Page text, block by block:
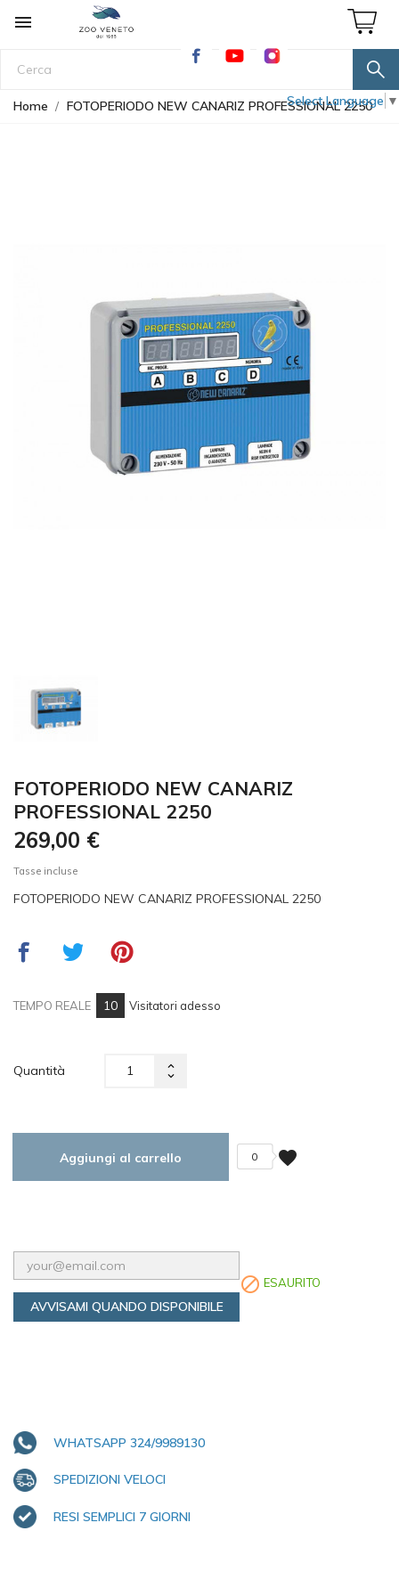
Select Language ▼

Home FOTOPERIODO NEW CANARIZ PROFESSIONAL 2250
FOTOPERIODO NEW CANARIZ
PROFESSIONAL 2250
269,00 €
Tasse incluse
FOTOPERIODO NEW CANARIZ PROFESSIONAL 2250
TEMPO REALE 10 Visitatori adesso
Quantità
Aggiungi al carrello favorite
0
AVVISAMI QUANDO DISPONIBILE
 ESAURITO
WHATSAPP 324/9989130
SPEDIZIONI VELOCI
RESI SEMPLICI 7 GIORNI